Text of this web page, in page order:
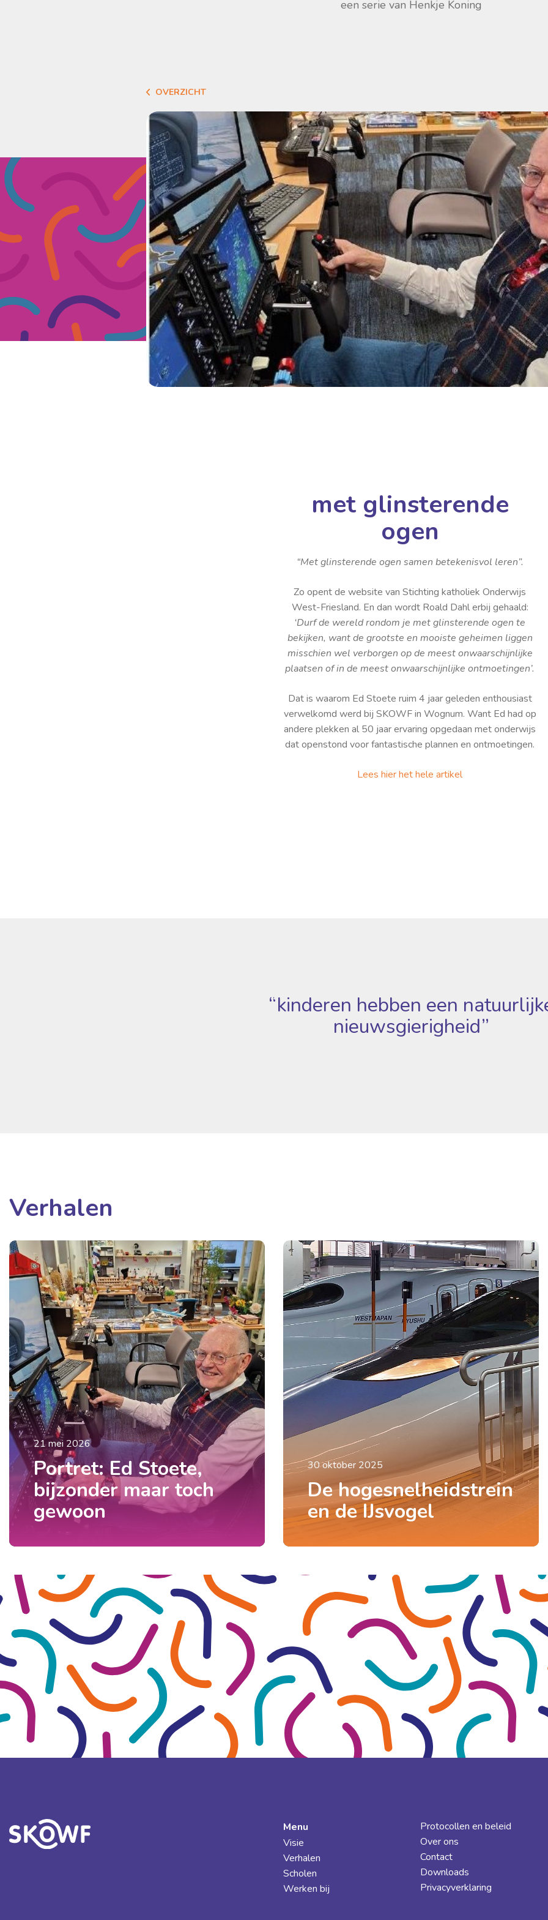
een serie van Henkje Koning
OVERZICHT
met glinsterende
ogen
“Met glinsterende ogen samen betekenisvol leren”.
Zo opent de website van Stichting katholiek Onderwijs
West-Friesland. En dan wordt Roald Dahl erbij gehaald:
‘Durf de wereld rondom je met glinsterende ogen te
bekijken, want de grootste en mooiste geheimen liggen
misschien wel verborgen op de meest onwaarschijnlijke
plaatsen of in de meest onwaarschijnlijke ontmoetingen’.
Dat is waarom Ed Stoete ruim 4 jaar geleden enthousiast
verwelkomd werd bij SKOWF in Wognum. Want Ed had op
andere plekken al 50 jaar ervaring opgedaan met onderwijs
dat openstond voor fantastische plannen en ontmoetingen.
Lees hier het hele artikel
“kinderen hebben een
nieuwsgierigheid”
Verhalen
21 mei 2026
Portret: Ed Stoete,
bijzonder maar toch
gewoon
30 oktober 2025
De hogesnelheidstrein
en de IJsvogel
Menu
Visie
Verhalen
Scholen
Werken bij
Protocollen en beleid
Over ons
Contact
Downloads
Privacyverklaring